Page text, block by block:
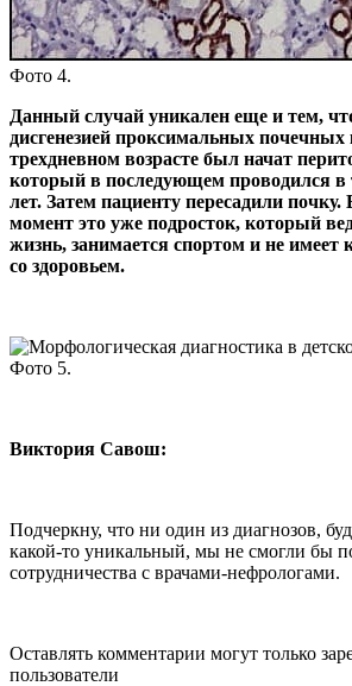
Фото 4.
Данный случай уникален еще и тем,
дисгенезией проксимальных почечных
трехдневном возрасте был начат
который в последующем проводился в
лет. Затем пациенту пересадили
момент это уже подросток, который
жизнь, занимается спортом и не имеет
со здоровьем.
Фото 5.
Виктория Савош:
Подчеркну, что ни один из диагнозов,
какой-то уникальный, мы не смогли бы
сотрудничества с врачами-нефрологами.
Оставлять комментарии могут только
пользователи